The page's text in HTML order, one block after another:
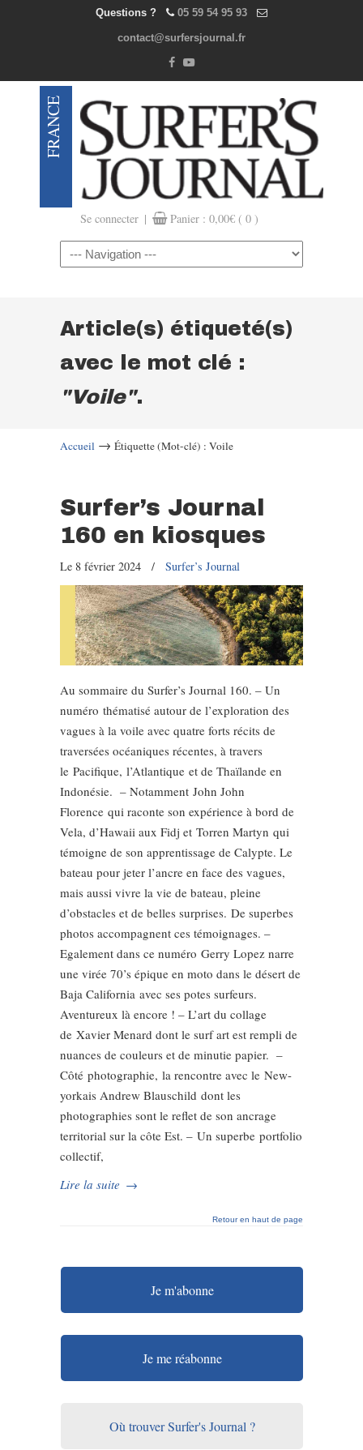
Questions ? 05 59 54 95 93
contact@surfersjournal.fr
Se connecter | Panier : 0,00€ ( 0 )
Navigation
Article(s) étiqueté(s)
avec le mot clé :
"Voile".
Accueil → Étiquette (Mot-clé) : Voile
Surfer’s Journal
160 en kiosques
Le 8 février 2024 / Surfer’s Journal
Au sommaire du Surfer’s Journal 160. – Un
numéro thématisé autour de l’exploration des
vagues à la voile avec quatre forts récits de
traversées océaniques récentes, à travers
le Pacifique, l’Atlantique et de Thaïlande en
Indonésie. – Notamment John John
Florence qui raconte son expérience à bord de
Vela, d’Hawaii aux Fidj et Torren Martyn qui
témoigne de son apprentissage de Calypte. Le
bateau pour jeter l’ancre en face des vagues,
mais aussi vivre la vie de bateau, pleine
d’obstacles et de belles surprises. De superbes
photos accompagnent ces témoignages. –
Egalement dans ce numéro Gerry Lopez narre
une virée 70’s épique en moto dans le désert de
Baja California avec ses potes surfeurs.
Aventureux là encore ! – L’art du collage
de Xavier Menard dont le surf art est rempli de
nuances de couleurs et de minutie papier. –
Côté photographie, la rencontre avec le New-
yorkais Andrew Blauschild dont les
photographies sont le reflet de son ancrage
territorial sur la côte Est. – Un superbe portfolio
collectif,
Lire la suite →
Retour en haut de page
Je m'abonne
Je me réabonne
Où trouver Surfer's Journal ?